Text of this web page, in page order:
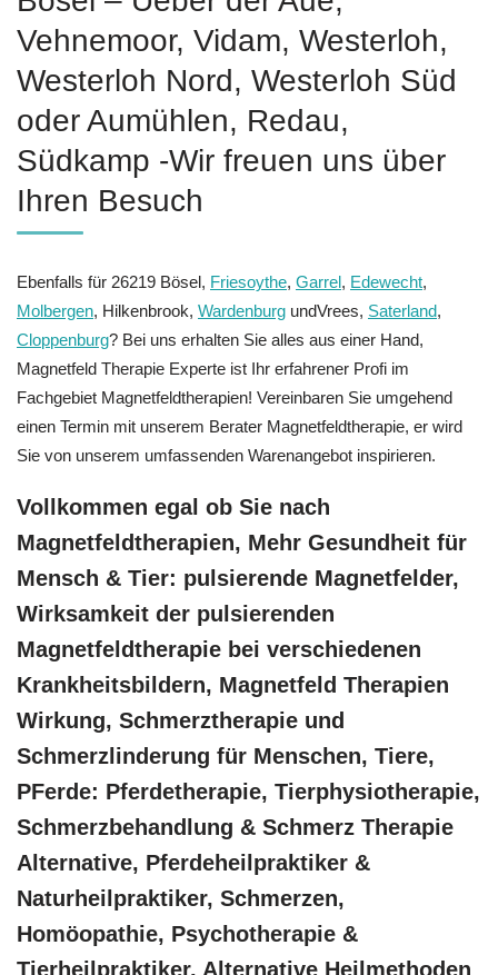
Vehnemoor, Vidam, Westerloh,
Westerloh Nord, Westerloh Süd
oder Aumühlen, Redau,
Südkamp -Wir freuen uns über
Ihren Besuch
Ebenfalls für 26219 Bösel, Friesoythe, Garrel, Edewecht,
Molbergen, Hilkenbrook, Wardenburg undVrees, Saterland,
Cloppenburg? Bei uns erhalten Sie alles aus einer Hand,
Magnetfeld Therapie Experte ist Ihr erfahrener Profi im
Fachgebiet Magnetfeldtherapien! Vereinbaren Sie umgehend
einen Termin mit unserem Berater Magnetfeldtherapie, er wird
Sie von unserem umfassenden Warenangebot inspirieren.
Vollkommen egal ob Sie nach
Magnetfeldtherapien, Mehr Gesundheit für
Mensch & Tier: pulsierende Magnetfelder,
Wirksamkeit der pulsierenden
Magnetfeldtherapie bei verschiedenen
Krankheitsbildern, Magnetfeld Therapien
Wirkung, Schmerztherapie und
Schmerzlinderung für Menschen, Tiere,
PFerde: Pferdetherapie, Tierphysiotherapie,
Schmerzbehandlung & Schmerz Therapie
Alternative, Pferdeheilpraktiker &
Naturheilpraktiker, Schmerzen,
‎Homöopathie, ‎Psychotherapie &
‎Tierheilpraktiker, Alternative Heilmethoden